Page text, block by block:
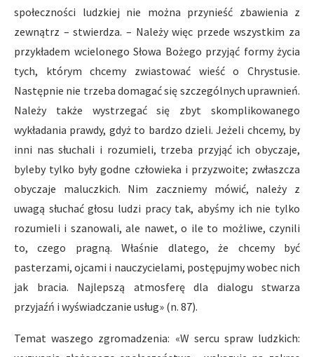
społeczności ludzkiej nie można przynieść zbawienia z
zewnątrz – stwierdza. – Należy więc przede wszystkim za
przykładem wcielonego Słowa Bożego przyjąć formy życia
tych, którym chcemy zwiastować wieść o Chrystusie.
Następnie nie trzeba domagać się szczególnych uprawnień.
Należy także wystrzegać się zbyt skomplikowanego
wykładania prawdy, gdyż to bardzo dzieli. Jeżeli chcemy, by
inni nas słuchali i rozumieli, trzeba przyjąć ich obyczaje,
byleby tylko były godne człowieka i przyzwoite; zwłaszcza
obyczaje maluczkich. Nim zaczniemy mówić, należy z
uwagą słuchać głosu ludzi pracy tak, abyśmy ich nie tylko
rozumieli i szanowali, ale nawet, o ile to możliwe, czynili
to, czego pragną. Właśnie dlatego, że chcemy być
pasterzami, ojcami i nauczycielami, postępujmy wobec nich
jak bracia. Najlepszą atmosferę dla dialogu stwarza
przyjaźń i wyświadczanie usług» (n. 87).
Temat waszego zgromadzenia: «W sercu spraw ludzkich: